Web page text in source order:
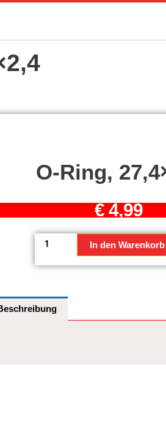
O-Ring,
€4,99
27,4x2,4
In den Warenkorb